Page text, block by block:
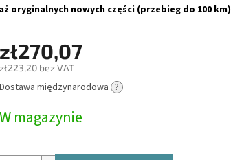
oryginalnych nowych części (przebieg do 100 km)
zł270,07
zł223,20 bez VAT
Cena
Dostawa międzynarodowa ?
W magazynie